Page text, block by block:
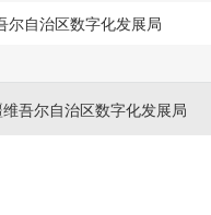
尔自治区数字化发展局
吾尔自治区数字化发展局